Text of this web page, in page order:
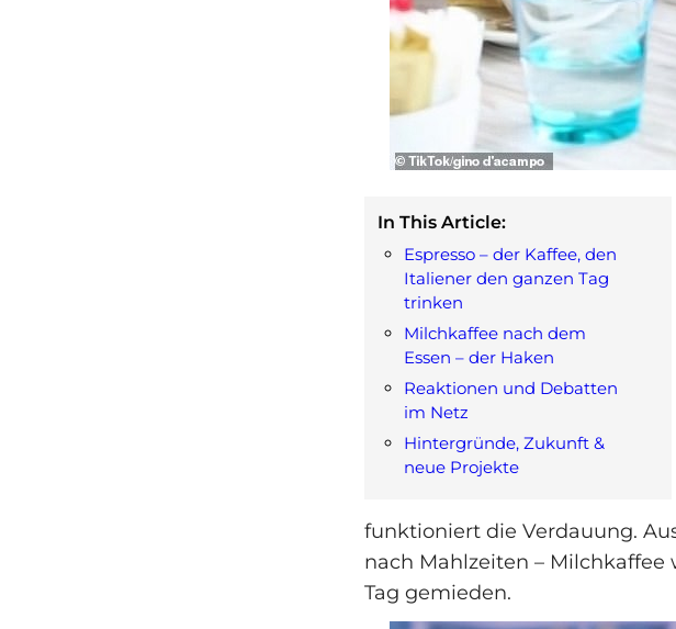
In This Article:
Espresso – der Kaffee, den
Italiener den ganzen Tag
trinken
Milchkaffee nach dem
Essen – der Haken
Reaktionen und Debatten
im Netz
Hintergründe, Zukunft &
neue Projekte
funktioniert die Verdauung.
nach Mahlzeiten –
Tag gemieden.